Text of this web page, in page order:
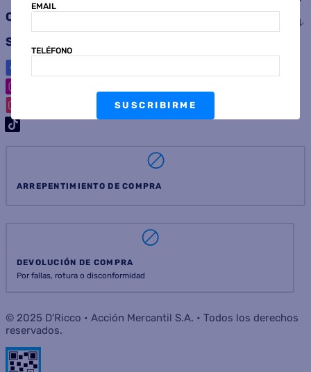
CONSUMIDOR
SEGUINOS
ARREPENTIMIENTO DE COMPRA
DEVOLUCIÓN DE COMPRA
Por fallas, rotura o disconformidad
© 2025 D'Ricco • Acción Mercantil S.A. • Todos los derechos
reservados.
EMAIL
TELÉFONO
SUSCRIBIRME